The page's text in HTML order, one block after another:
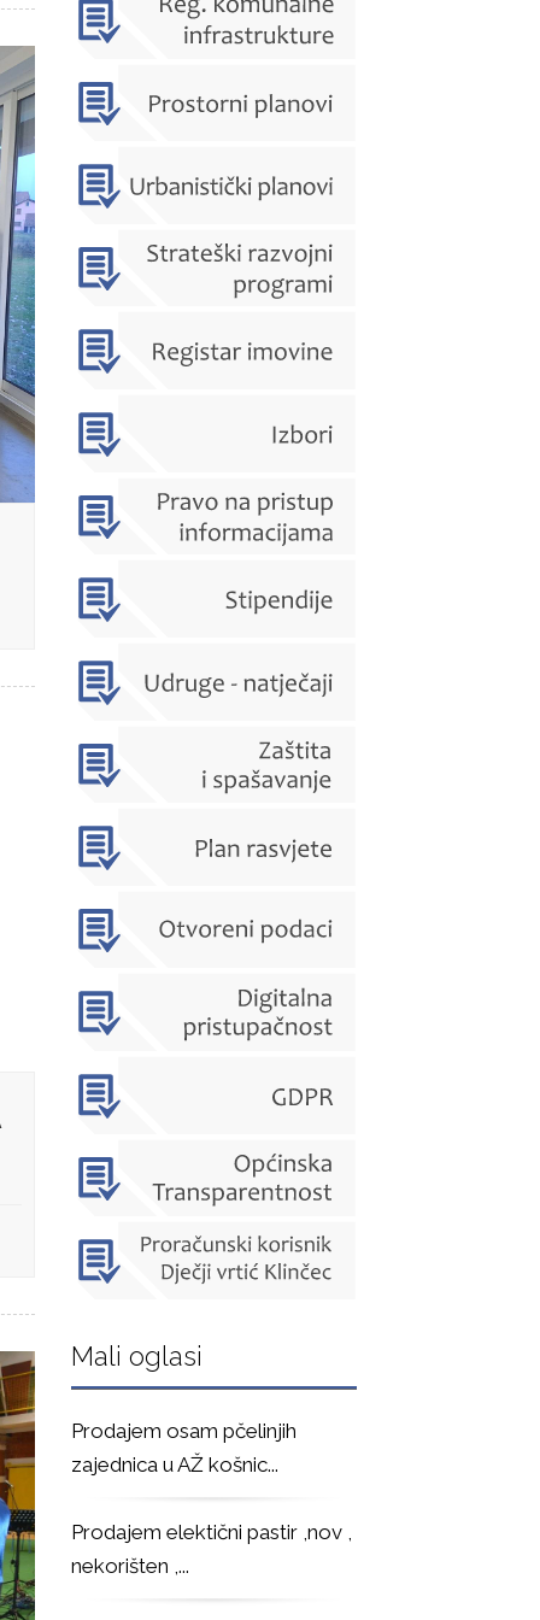
Mali oglasi
Prodajem osam pčelinjih
zajednica u AŽ košnic...
Prodajem elektični pastir ,nov ,
nekorišten , ...